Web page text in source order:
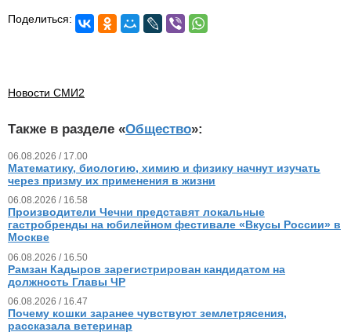
Поделиться:
Новости СМИ2
Также в разделе «Общество»:
06.08.2026 / 17.00
Математику, биологию, химию и физику начнут изучать
через призму их применения в жизни
06.08.2026 / 16.58
Производители Чечни представят локальные
гастробренды на юбилейном фестивале «Вкусы России» в
Москве
06.08.2026 / 16.50
Рамзан Кадыров зарегистрирован кандидатом на
должность Главы ЧР
06.08.2026 / 16.47
Почему кошки заранее чувствуют землетрясения,
рассказала ветеринар